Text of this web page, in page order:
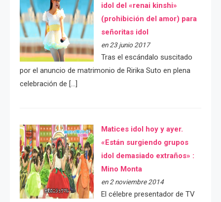
idol del «renai kinshi»
(prohibición del amor) para
señoritas idol
en 23 junio 2017
Tras el escándalo suscitado
por el anuncio de matrimonio de Ririka Suto en plena
celebración de […]
Matices idol hoy y ayer.
«Están surgiendo grupos
idol demasiado extraños» :
Mino Monta
en 2 noviembre 2014
El célebre presentador de TV